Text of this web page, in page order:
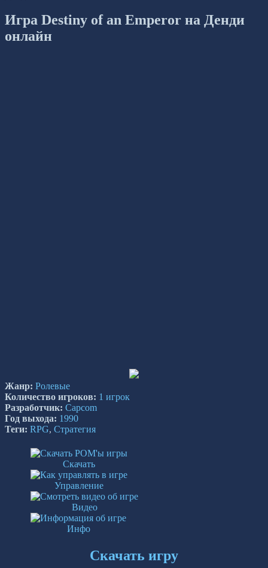
Игра Destiny of an Emperor на Денди
онлайн
Жанр: Ролевые
Количество игроков: 1 игрок
Разработчик: Capcom
Год выхода: 1990
Теги: RPG, Стратегия
Скачать
Управление
Видео
Инфо
Скачать игру